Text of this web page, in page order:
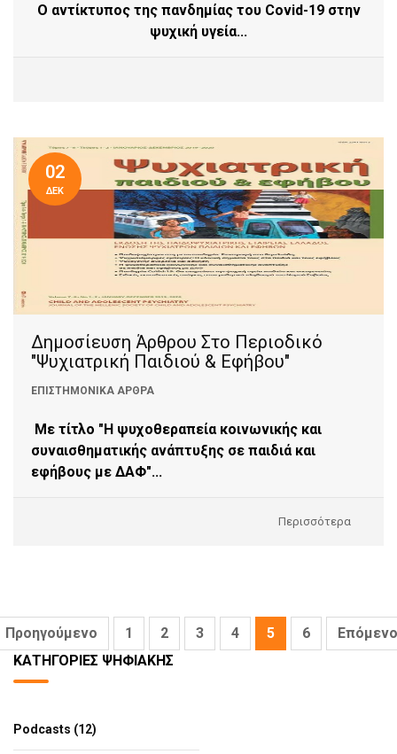
Ο αντίκτυπος της πανδημίας του Covid-19 στην
ψυχική υγεία...
02
ΔΕΚ
Δημοσίευση Άρθρου Στο Περιοδικό
"Ψυχιατρική Παιδιού & Εφήβου"
ΕΠΙΣΤΗΜΟΝΙΚΆ ΆΡΘΡΑ
Με τίτλο "Η ψυχοθεραπεία κοινωνικής και
συναισθηματικής ανάπτυξης σε παιδιά και
εφήβους με ΔΑΦ"...
Περισσότερα
Προηγούμενο 1 2 3 4 5 6
Επόμενο
ΚΑΤΗΓΟΡΊΕΣ ΨΗΦΙΑΚΉΣ
Podcasts (12)